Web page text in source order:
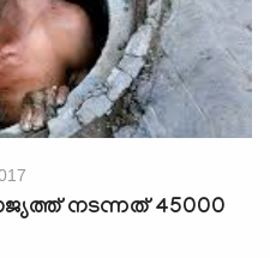
നടന്നത് 45000